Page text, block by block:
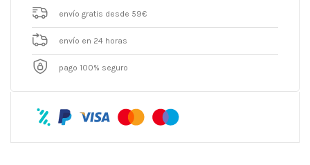
envío gratis desde 59€
envío en 24 horas
pago 100% seguro